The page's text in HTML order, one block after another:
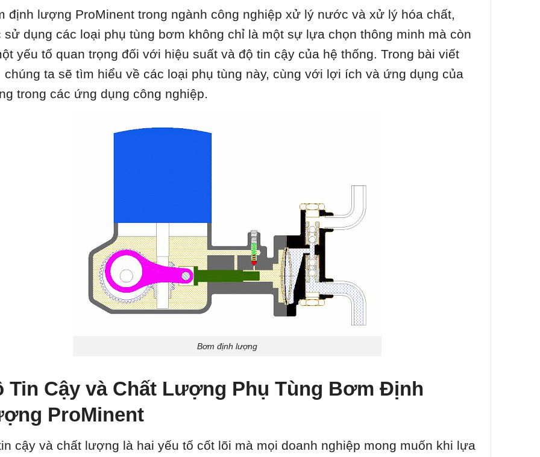
định lượng ProMinent trong ngành công nghiệp xử lý nước và xử lý hóa chất,
sử dụng các loại phụ tùng bơm không chỉ là một sự lựa chọn thông minh mà còn
yếu tố quan trọng đối với hiệu suất và độ tin cậy của hệ thống. Trong bài viết
chúng ta sẽ tìm hiểu về các loại phụ tùng này, cùng với lợi ích và ứng dụng của
trong các ứng dụng công nghiệp.
Bơm định lượng
Tin Cậy và Chất Lượng Phụ Tùng Bơm Định
ProMinent
cậy và chất lượng là hai yếu tố cốt lõi mà mọi doanh nghiệp mong muốn khi lựa